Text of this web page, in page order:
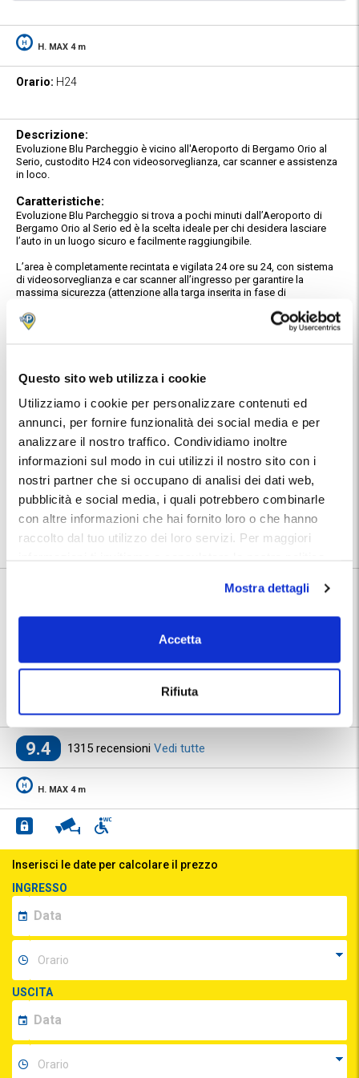
Questo sito web utilizza i cookie
Utilizziamo i cookie per personalizzare contenuti ed
annunci, per fornire funzionalità dei social media e per
analizzare il nostro traffico. Condividiamo inoltre
informazioni sul modo in cui utilizzi il nostro sito con i
nostri partner che si occupano di analisi dei dati web,
pubblicità e social media, i quali potrebbero combinarle
con altre informazioni che hai fornito loro o che hanno
raccolto dal tuo utilizzo dei loro servizi. Per maggiori
Mostra dettagli
Accetta
Rifiuta
H. MAX 4 m
Orario: H24
Descrizione:
Evoluzione Blu Parcheggio è vicino all'Aeroporto di Bergamo Orio al
Serio, custodito H24 con videosorveglianza, car scanner e assistenza
in loco.
Caratteristiche:
Evoluzione Blu Parcheggio si trova a pochi minuti dall’Aeroporto di
Bergamo Orio al Serio ed è la scelta ideale per chi desidera lasciare
l’auto in un luogo sicuro e facilmente raggiungibile.
L’area è completamente recintata e vigilata 24 ore su 24, con sistema
di videosorveglianza e car scanner all’ingresso per garantire la
massima sicurezza (attenzione alla targa inserita in fase di
ad assistere i clienti, mentre all’interno sono disponibili servizi come
bagni e distributori automatici di snack e bevande.
Servizio Navetta Gratuito:
Il servizio navetta è sempre disponibile per collegare il parcheggio
all'Aeroporto di Bergamo Orio al serio e viceversa.
Al ritorno, dopo aver ritirato i bagagli, è necessario chiamare il numero
del parcheggio presente nella conferma prenotazione. La navetta ti
aspetterà al punto di ritrovo per accompagnarti in parcheggio.
Posizione:
Troverai indirizzo e numeri telefonici del parcheggio nella conferma
prenotazione MyParking.
Informazioni su Evoluzione Blu Parcheggio
custodito, cctv, wc
⭐ Votato dai clienti: 9.4
Serio
9.4 1315 recensioni Vedi tutte
H. MAX 4 m
Inserisci le date per calcolare il prezzo
INGRESSO
USCITA